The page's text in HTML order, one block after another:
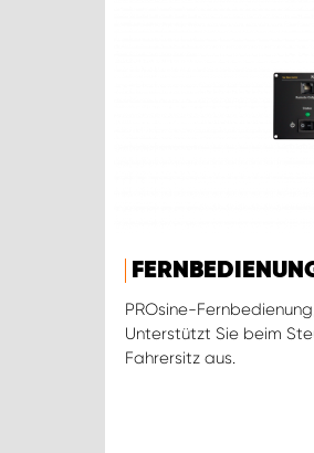
PROsine-
Unterstützt Sie beim
Fahrersitz aus.